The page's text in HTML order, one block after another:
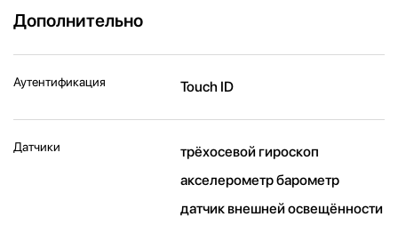
Дополнительно
Аутентификация Touch ID
Датчики
трёхосевой гироскоп
акселерометр барометр
датчик внешней освещённости